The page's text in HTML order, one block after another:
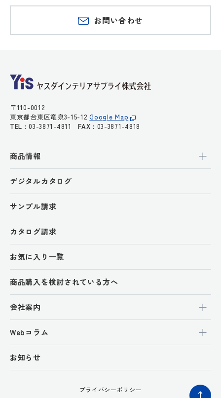
お問い合わせ
〒110-0012
東京都台東区竜泉3-15-12Google Map
TEL : 03-3871-4811FAX : 03-3871-4818
商品情報
デジタルカタログ
サンプル請求
カタログ請求
お気に入り一覧
商品購入を検討されている方へ
会社案内
Webコラム
お知らせ
プライバシーポリシー